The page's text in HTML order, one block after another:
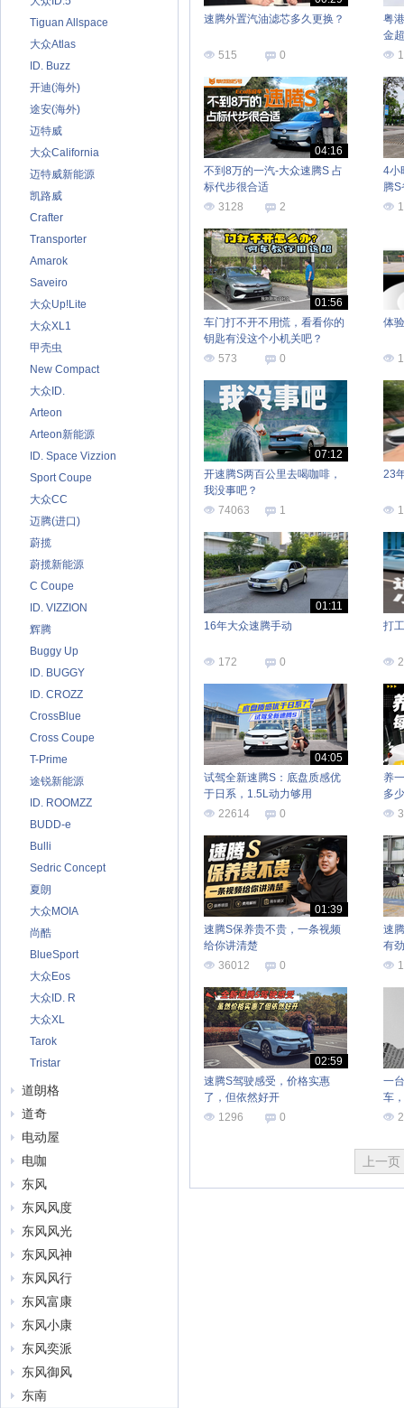
Tiguan Allspace
大众Atlas
ID. Buzz
开迪(海外)
途安(海外)
迈特威
大众California
迈特威新能源
凯路威
Crafter
Transporter
Amarok
Saveiro
大众Up!Lite
大众XL1
甲壳虫
New Compact
大众ID.
Arteon
Arteon新能源
ID. Space Vizzion
Sport Coupe
大众CC
迈腾(进口)
蔚揽
蔚揽新能源
C Coupe
ID. VIZZION
辉腾
Buggy Up
ID. BUGGY
ID. CROZZ
CrossBlue
Cross Coupe
T-Prime
途锐新能源
ID. ROOMZZ
BUDD-e
Bulli
Sedric Concept
夏朗
大众MOIA
尚酷
BlueSport
大众Eos
大众ID. R
大众XL
Tarok
Tristar
道朗格
道奇
电动屋
电咖
东风
东风风度
东风风光
东风风神
东风风行
东风富康
东风小康
东风奕派
东风御风
东南
速腾外置汽油滤芯多久更换？
515 0
粤
金
04:16
不到8万的一汽-大众速腾S 占
标代步很合适
3128
2
4小
腾
01:56
车门打不开不用慌，看看你的
钥匙有没这个小机关吧？
573
0
体
07:12
开速腾S两百公里去喝咖啡，
我没事吧？
74063
1
23
01:11
16年大众速腾手动
172 0
打
04:05
试驾全新速腾S：底盘质感优
于日系，1.5L动力够用
22614
0
养
多
01:39
速腾S保养贵不贵，一条视频
给你讲清楚
36012
0
速
有
省？
02:59
速腾S驾驶感受，价格实惠
了，但依然好开
1296
0
一
车
上一页